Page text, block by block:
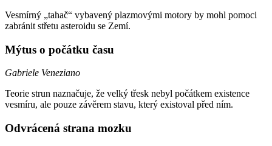
Vesmírný „tahač“ vybavený plazmovými motory by mohl pomoci
zabránit střetu asteroidu se Zemí.
Mýtus o počátku času
Gabriele Veneziano
Teorie strun naznačuje, že velký třesk nebyl počátkem existence
vesmíru, ale pouze závěrem stavu, který existoval před ním.
Odvrácená strana mozku